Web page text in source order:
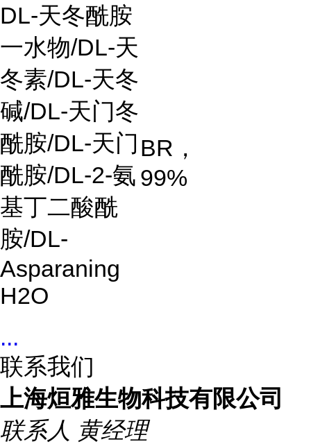
DL-天冬酰胺
一水物/DL-天
冬素/DL-天冬
碱/DL-天门冬
酰胺/DL-天门
酰胺/DL-2-氨
基丁二酸酰
胺/DL-
Asparaning
H2O
BR ，
99%
...
联系我们
上海烜雅生物科技有限公司
联系人 黄经理